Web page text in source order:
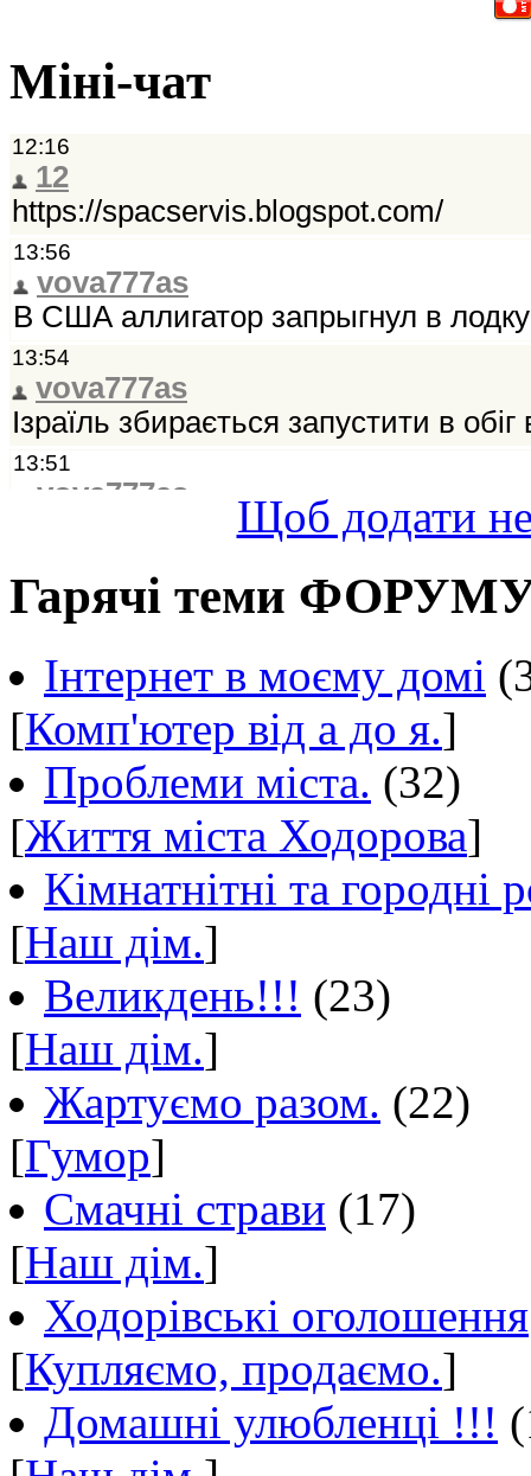
Міні-чат
Щоб додати
Гарячі теми
Інтернет в моєму домі
[Комп'ютер від а до я.]
Проблеми міста. (32)
[Життя міста Ходорова]
Кімнатнітні та городні
[Наш дім.]
Великдень!!! (23)
[Наш дім.]
Жартуємо разом. (22)
[Гумор]
Смачні страви (17)
[Наш дім.]
Ходорівські оголошення
[Купляємо, продаємо.]
Домашні улюбленці !!!